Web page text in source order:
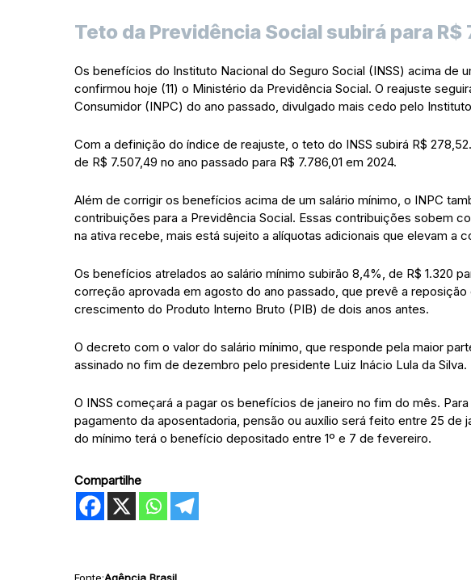
Teto da Previdência Social subirá para R$
Os benefícios do Instituto Nacional do Seguro Social (INSS) acima de
confirmou hoje (11) o Ministério da Previdência Social. O reajuste
Consumidor (INPC) do ano passado, divulgado mais cedo pelo
Com a definição do índice de reajuste, o teto do INSS subirá R$
de R$ 7.507,49 no ano passado para R$ 7.786,01 em 2024.
Além de corrigir os benefícios acima de um salário mínimo, o INPC
contribuições para a Previdência Social. Essas contribuições sobem
na ativa recebe, mais está sujeito a alíquotas adicionais que elevam a
Os benefícios atrelados ao salário mínimo subirão 8,4%, de R$ 1.320
correção aprovada em agosto do ano passado, que prevê a
crescimento do Produto Interno Bruto (PIB) de dois anos antes.
O decreto com o valor do salário mínimo, que responde pela maior
assinado no fim de dezembro pelo presidente Luiz Inácio Lula da Silva.
O INSS começará a pagar os benefícios de janeiro no fim do mês.
pagamento da aposentadoria, pensão ou auxílio será feito entre 25 de
do mínimo terá o benefício depositado entre 1º e 7 de fevereiro.
Compartilhe